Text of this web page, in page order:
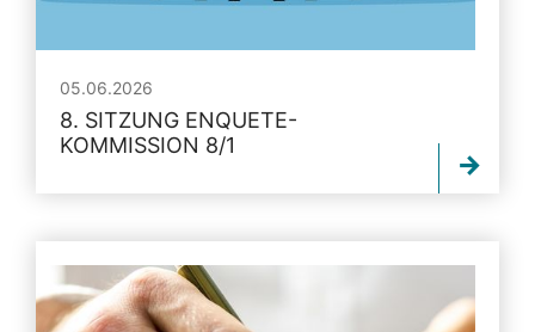
05.06.2026
8. SITZUNG ENQUETE-
KOMMISSION 8/1